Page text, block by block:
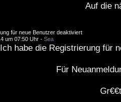
Auf die
für neue Benutzer deaktiviert
um 07:50 Uhr - Sea
Ich habe die Registrierung für
Für